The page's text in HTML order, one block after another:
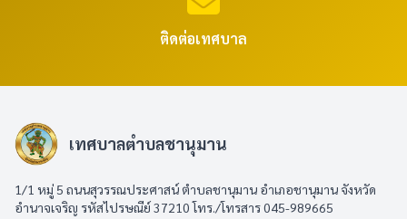
ติดต่อเทศบาล
เทศบาลตำบลชานุมาน
1/1 หมู่ 5 ถนนสุวรรณประศาสน์ ตำบลชานุมาน อำเภอชานุมาน จังหวัด
อำนาจเจริญ รหัสไปรษณีย์ 37210 โทร./โทรสาร 045-989665